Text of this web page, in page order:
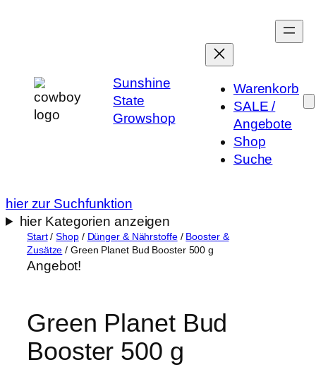
Sunshine
State
Growshop
Warenkorb
SALE /
Angebote
Shop
Suche
hier zur Suchfunktion
hier Kategorien anzeigen
Start/Shop/ Dünger & Nährstoffe/ Booster &
Zusätze / Green Planet Bud Booster 500 g
Angebot!
Green Planet Bud
Booster 500 g